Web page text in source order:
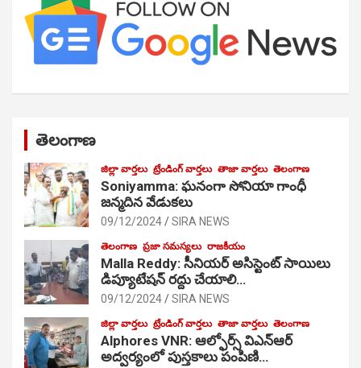
తెలంగాణ
జిల్లా వార్తలు ట్రేండింగ్ వార్తలు తాజా వార్తలు తెలంగాణ
Soniyamma: ఘ‌నంగా సోనియా గాంధీ
జ‌న్మ‌దిన వేడుక‌లు
09/12/2024 SIRA NEWS
తెలంగాణ ప్రజా సమస్యలు రాజకీయం
Malla Reddy: సీనియర్ అసిస్టెంట్ సాయిలు
డిప్యూటేషన్ రద్దు చేయాలి…
09/12/2024 SIRA NEWS
జిల్లా వార్తలు ట్రేండింగ్ వార్తలు తాజా వార్తలు తెలంగాణ
Alphores VNR: ఆల్ఫోర్స్ విఎన్ఆర్
అద్వర్యంలో పుస్తకాలు పంపిణి…